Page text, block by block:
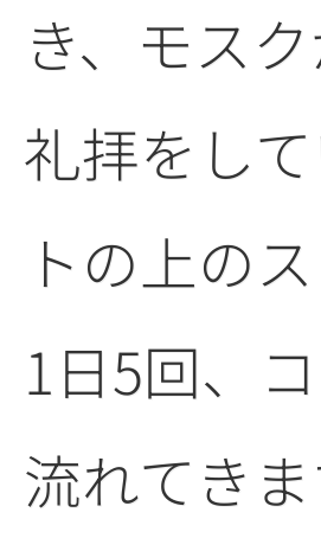
き、モス
礼拝をし
トの上の
1日5回、
流れてき